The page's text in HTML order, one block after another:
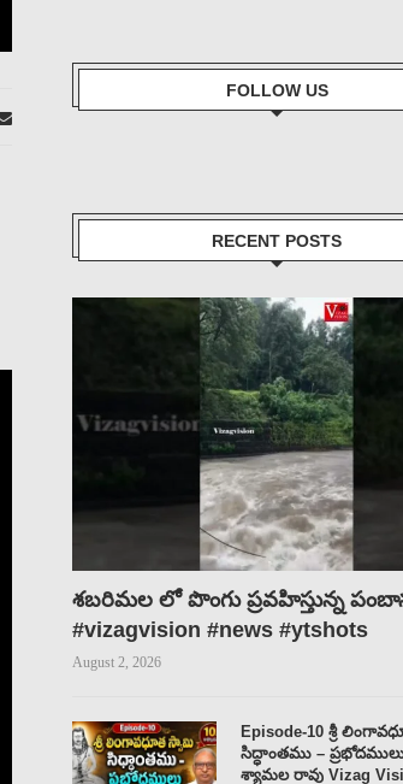
FOLLOW US
RECENT POSTS
శబరిమల లో పొంగు ప్రవహిస్తున్న
#vizagvision #news #ytshots
August 2, 2026
Episode-10 శ్రీ
సిద్ధాంతము –
శ్యామల రావు Vizag